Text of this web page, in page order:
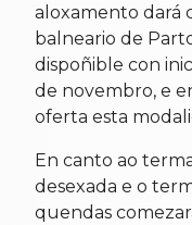
aloxamento dará
balneario de
dispoñible con
de novembro, e
oferta esta
En canto ao
desexada e o
quendas